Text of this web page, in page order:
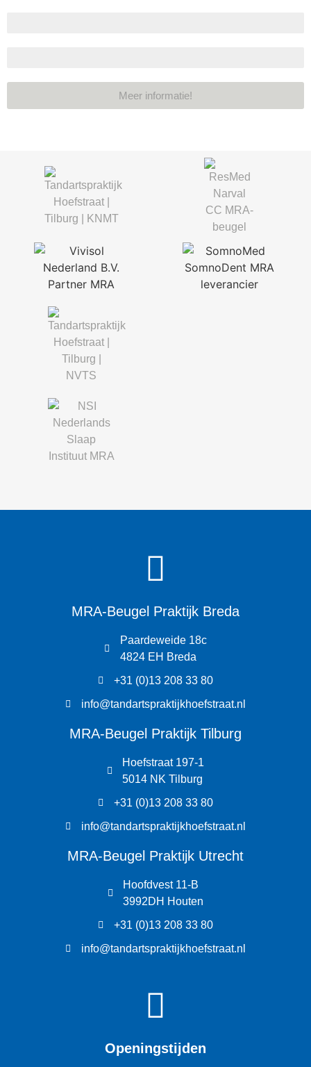
Meer informatie!
MRA-Beugel Praktijk Breda
Paardeweide 18c
4824 EH Breda
+31 (0)13 208 33 80
info@tandartspraktijkhoefstraat.nl
MRA-Beugel Praktijk Tilburg
Hoefstraat 197-1
5014 NK Tilburg
+31 (0)13 208 33 80
info@tandartspraktijkhoefstraat.nl
MRA-Beugel Praktijk Utrecht
Hoofdvest 11-B
3992DH Houten
+31 (0)13 208 33 80
info@tandartspraktijkhoefstraat.nl
Openingstijden